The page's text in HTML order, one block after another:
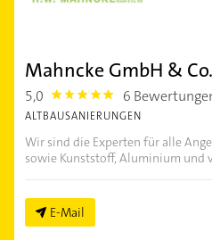
Mahncke GmbH &
5,0 5.0 6
ALTBAUSANIERUNGEN
Wir sind die Experten für alle
sowie Kunststoff, Aluminium und
E-Mail